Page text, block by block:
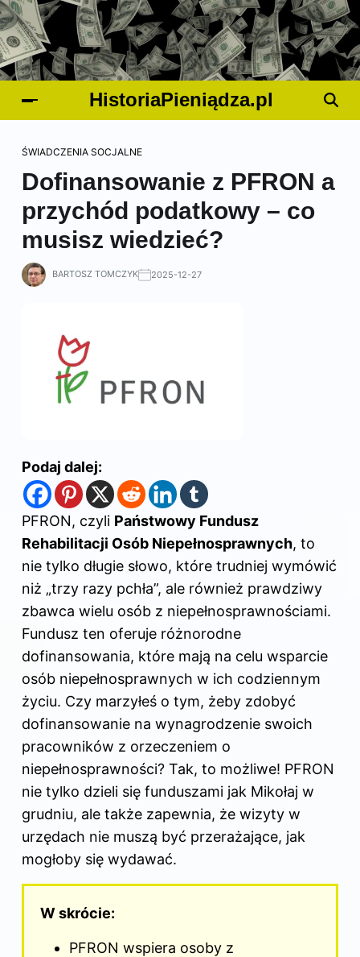
HistoriaPieniądza.pl
ŚWIADCZENIA SOCJALNE
Dofinansowanie z PFRON a
przychód podatkowy – co
musisz wiedzieć?
BARTOSZ TOMCZYK 2025-12-27
Podaj dalej:
PFRON, czyli Państwowy Fundusz
Rehabilitacji Osób Niepełnosprawnych, to
nie tylko długie słowo, które trudniej wymówić
niż „trzy razy pchła”, ale również prawdziwy
zbawca wielu osób z niepełnosprawnościami.
Fundusz ten oferuje różnorodne
dofinansowania, które mają na celu wsparcie
osób niepełnosprawnych w ich codziennym
życiu. Czy marzyłeś o tym, żeby zdobyć
dofinansowanie na wynagrodzenie swoich
pracowników z orzeczeniem o
niepełnosprawności? Tak, to możliwe! PFRON
nie tylko dzieli się funduszami jak Mikołaj w
grudniu, ale także zapewnia, że wizyty w
urzędach nie muszą być przerażające, jak
mogłoby się wydawać.
W skrócie:
PFRON wspiera osoby z